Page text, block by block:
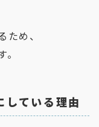
め、
ている理由